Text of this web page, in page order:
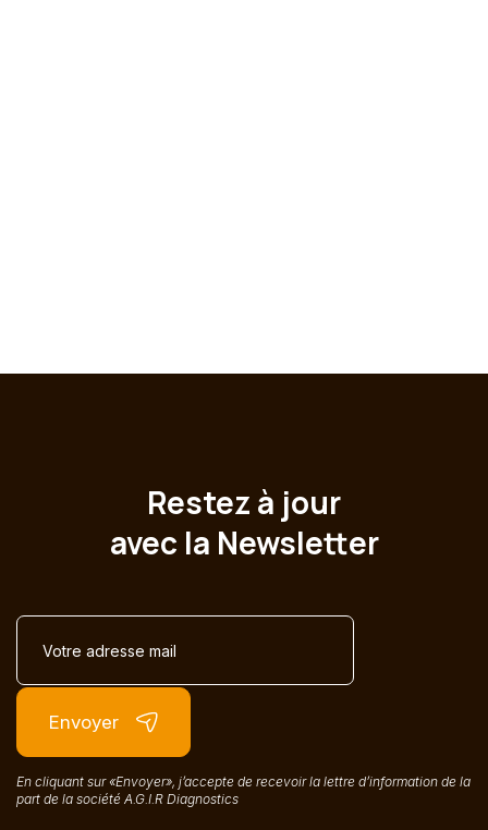
Restez à jour
avec la Newsletter
Envoyer
En cliquant sur «Envoyer», j’accepte de recevoir la lettre d’information de la
part de la société A.G.I.R Diagnostics